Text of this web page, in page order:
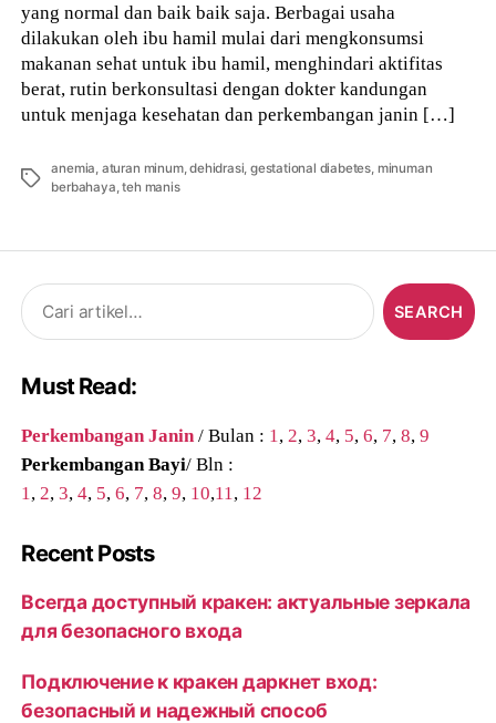
yang normal dan baik baik saja. Berbagai usaha
dilakukan oleh ibu hamil mulai dari mengkonsumsi
makanan sehat untuk ibu hamil, menghindari aktifitas
berat, rutin berkonsultasi dengan dokter kandungan
untuk menjaga kesehatan dan perkembangan janin […]
Tags
anemia, aturan minum,dehidrasi,gestational diabetes, minuman
berbahaya,teh manis
Search
for:
Must Read:
Perkembangan Janin / Bulan : 1 , 2,3,4, 5,6, 7,8,9
Perkembangan Bayi/ Bln :
1 , 2,3,4, 5,6, 7,8,9, 10,11 , 12
Recent Posts
Всегда доступный кракен: актуальные зеркала
для безопасного входа
Подключение к кракен даркнет вход:
безопасный и надежный способ